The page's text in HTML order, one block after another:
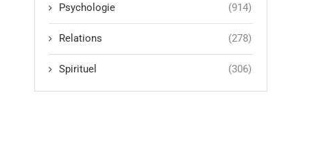
Psychologie (914)
Relations (278)
Spirituel (306)